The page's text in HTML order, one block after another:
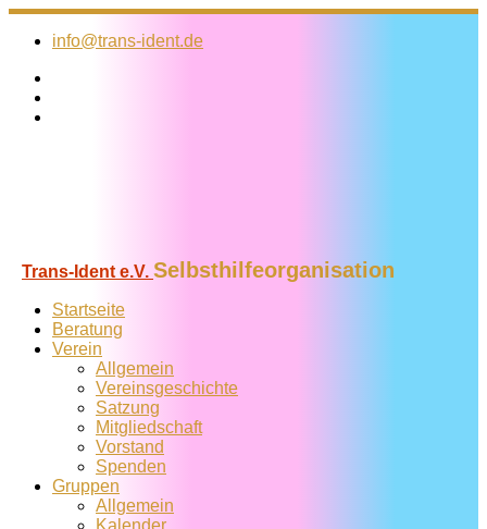
Zum
Inhalt
info@trans-ident.de
Trans-Ident e.V. Selbsthilfeorganisation
Startseite
Beratung
Verein
Allgemein
Vereins­geschichte
Satzung
Mitglied­schaft
Vorstand
Spenden
Gruppen
Allgemein
Kalender